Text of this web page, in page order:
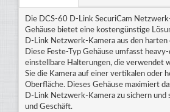
Die DCS-60 D-Link SecuriCam
Gehäuse bietet eine kostengünstige
D-Link Netzwerk-Kamera aus den
Diese Feste-Typ Gehäuse umfasst
einstellbare Halterungen, die verwendet
Sie die Kamera auf einer vertikalen oder
Oberfläche. Dieses Gehäuse maximiert
D-Link Netzwerk-Kamera zu sichern und
und Geschäft.